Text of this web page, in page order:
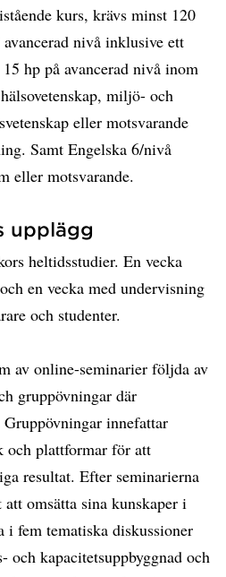
kurs, krävs minst 120
nivå inklusive ett
hp på avancerad nivå inom
miljö- och
eller motsvarande
Samt Engelska 6/nivå
eller motsvarande.
upplägg
heltidsstudier. En vecka
en vecka med undervisning
och studenter.
av online-seminarier följda av
gruppövningar där
innefattar
och plattformar för att
resultat. Efter seminarierna
omsätta sina kunskaper i
i fem tematiska diskussioner
och kapacitetsuppbyggnad och